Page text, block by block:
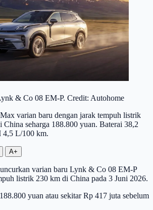
& Co 08 EM-P. Credit: Autohome
varian baru dengan jarak tempuh listrik
seharga 188.800 yuan. Baterai 38,2
4,5 L/100 km.
A+
varian baru Lynk & Co 08 EM-P
listrik 230 km di China pada 3 Juni 2026.
yuan atau sekitar Rp 417 juta sebelum